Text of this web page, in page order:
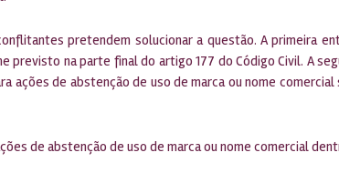
pretendem solucionar a questão. A primeira
previsto na parte final do artigo 177 do Código Civil. A
ações de abstenção de uso de marca ou nome
de abstenção de uso de marca ou nome comercial